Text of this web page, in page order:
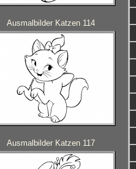
Ausmalbilder Katzen 114
Ausmalbilder Katzen 117